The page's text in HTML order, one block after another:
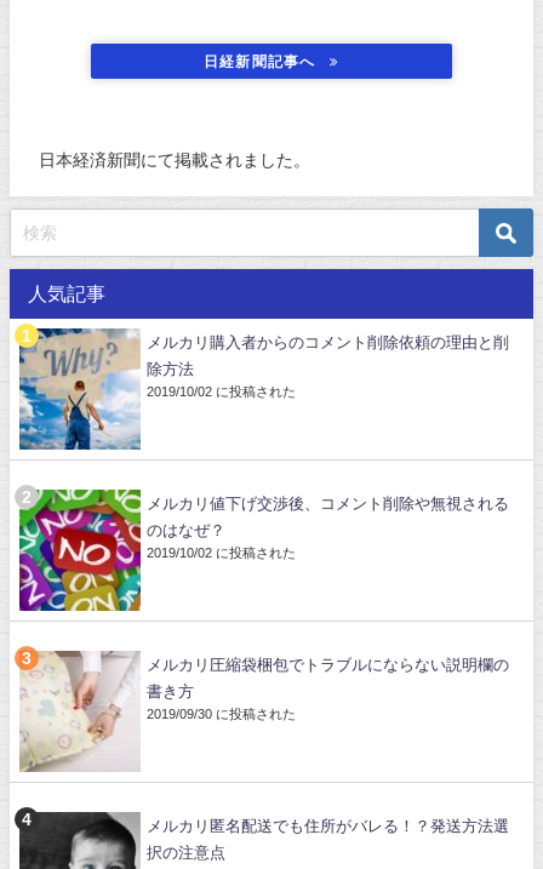
日経新聞記事へ
日本経済新聞にて掲載されました。
人気記事
メルカリ購入者からのコメント削除依頼の理由と削
除方法
2019/10/02 に投稿された
メルカリ値下げ交渉後、コメント削除や無視される
のはなぜ？
2019/10/02 に投稿された
メルカリ圧縮袋梱包でトラブルにならない説明欄の
書き方
2019/09/30 に投稿された
メルカリ匿名配送でも住所がバレる！？発送方法選
択の注意点